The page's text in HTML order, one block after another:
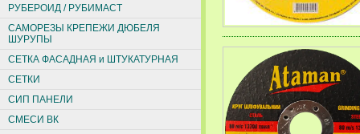
РУБЕРОИД / РУБИМАСТ
САМОРЕЗЫ КРЕПЕЖИ ДЮБЕЛЯ
ШУРУПЫ
СЕТКА ФАСАДНАЯ и ШТУКАТУРНАЯ
СЕТКИ
СИП ПАНЕЛИ
СМЕСИ ВК